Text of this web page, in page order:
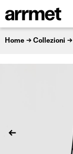
Home Collezioni